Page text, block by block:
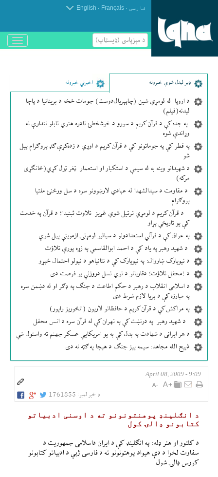
فارسی .
Français
.
English
د مېزپاسى (ډیسټاپ)
باز
و
ډير لیدل شوي خبرونه اخیرني خبرونه
د اروپا له لومړي شین (چاپېریال‌دوست) جومات څخه د بریتانیا د پاچا
لیدنه(فیلم)
په جده کې د قرآن کریم د سورو د خوشخطئ نادره هنري تابلو نندارې ته
وړاندې شوه
په قطر کې په جوماتونو کې د قرآن کریم د اوړي د زده‌کړې ګډ پروګرام پیل
شو
د شهیدانو وینه به له سیمې د استکبار او استعمار ټغر ټول کړي(ځانګړی
مرکه)
د مقاومت د سیدالشهدا له عبادي لارښوونو سره د سل ورځنئ ملتیا
پروګرام
د قرآن کریم د لومړي ترتیل شوي غږیز تلاوت ثبتیدا؛ د قرآن په خدمت
کې یو تاریخي پړاو
په عراق کې د قرآني استعدادونو د سیالیو لومړنۍ ازموینې پیل شوې
د شهید رهبر په یاد کې د احمد ابوالقاسمي په زړه پورې تلاؤت
د نیویارک ښاروال: په نیویارک کې د نتانیاهو د نیولو احتمال څېړو
د ؛محفل تلاؤت؛ دقاریانو د نوي نسل دروزنې یو فرصت دی
د اسلامی انقلاب د رهبر د حکم اطاعت د جنګ په ډګر او له دښمن سره
په مبارزه کې د بریا لازم شرط دی
په مراکش کې د قرآن کریم د حافظانو لاریون (انځوریز راپور)
د شهید رهبر په درنښت کې په تهران کې له قرآن سره د انس محفل
د هر ایرانی د شهادت په بدل کې به یو امریکایي عسکر جهنم ته واستول شي
ذبیح الله مجاهد: سیمه ییز جنګ د هیچا په ګټه نه دی
9:09 - April 08, 2009
د خبر لمبر: 1761855
د انګلينډ پوهنتونونو ته د اوسنی ادبياتو
كتابونو ډالۍ كول
د كلتور او هنر ډله: په انګلينډ كې د ايران داسلامی جمهوريت د
سفارت لخوا د دې هيواد پوهتونونو ته د فارسی ژبې د ادبياتو كتابونو
كورس ډالۍ شول